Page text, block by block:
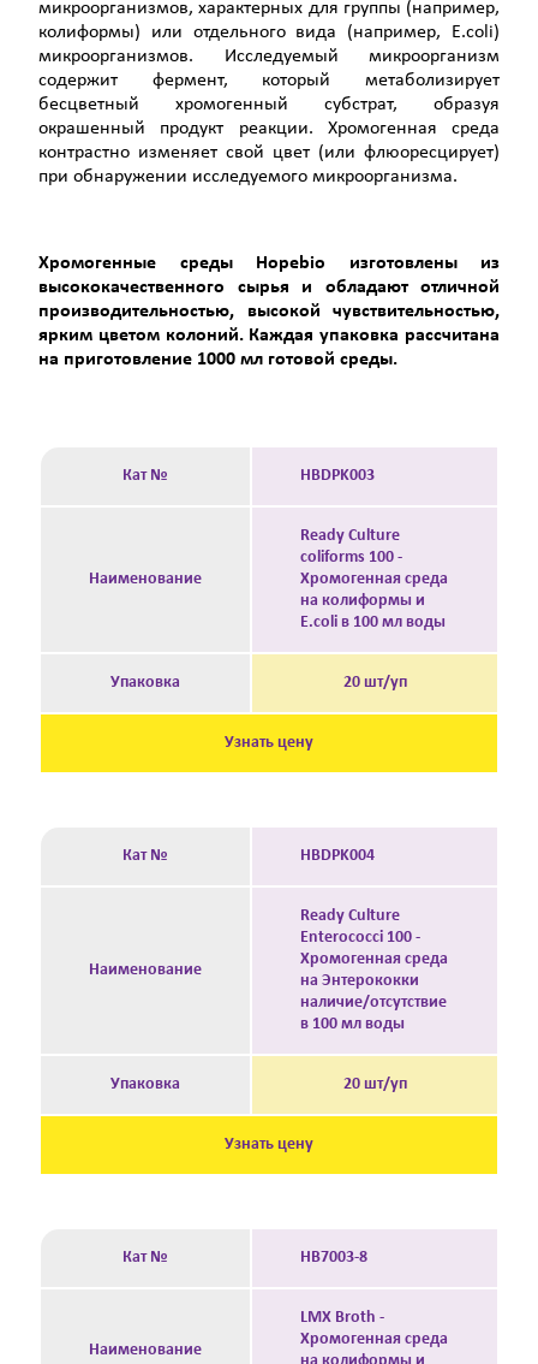
микроорганизмов, характерных для группы (например,
колиформы) или отдельного вида (например, E.coli)
микроорганизмов. Исследуемый микроорганизм
содержит фермент, который метаболизирует
бесцветный хромогенный субстрат, образуя
окрашенный продукт реакции. Хромогенная среда
контрастно изменяет свой цвет (или флюоресцирует)
при обнаружении исследуемого микроорганизма.
Хромогенные среды Hopebio изготовлены из
высококачественного сырья и обладают отличной
производительностью, высокой чувствительностью,
ярким цветом колоний. Каждая упаковка рассчитана
на приготовление 1000 мл готовой среды.
Кат № HBDPK003
Наименование
Ready Culture
coliforms 100 -
Хромогенная среда
на колиформы и
E.coli в 100 мл воды
Упаковка 20 шт/уп
Узнать цену
Кат № HBDPK004
Наименование
Ready Culture
Enterococci 100 -
Хромогенная среда
на Энтерококки
наличие/отсутствие
в 100 мл воды
Упаковка 20 шт/уп
Узнать цену
Кат № HB7003-8
Наименование
LMX Broth -
Хромогенная среда